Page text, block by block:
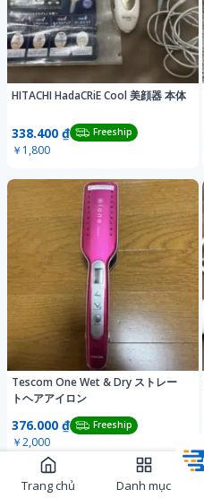
HITACHI HadaCRiE Cool 美顔器 本体
338.400 ₫ Freeship
￥1,800
Tescom One Wet & Dry ストレー
トヘアアイロン
376.000 ₫ Freeship
￥2,000
Trang chủ Danh mục